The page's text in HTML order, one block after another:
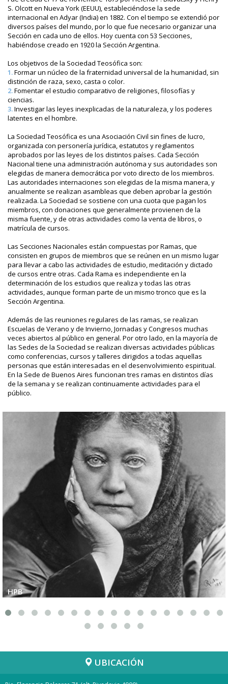
S. Olcott en Nueva York (EEUU), estableciéndose la sede
internacional en Adyar (India) en 1882. Con el tiempo se extendió por
diversos países del mundo, por lo que fue necesario organizar una
Sección en cada uno de ellos. Hoy cuenta con 53 Secciones,
habiéndose creado en 1920 la Sección Argentina.
Los objetivos de la Sociedad Teosófica son:
1.Formar un núcleo de la fraternidad universal de la humanidad, sin
distinción de raza, sexo, casta o color.
2.Fomentar el estudio comparativo de religiones, filosofías y
ciencias.
3.Investigar las leyes inexplicadas de la naturaleza, y los poderes
latentes en el hombre.
La Sociedad Teosófica es una Asociación Civil sin fines de lucro,
organizada con personería jurídica, estatutos y reglamentos
aprobados por las leyes de los distintos países. Cada Sección
Nacional tiene una administración autónoma y sus autoridades son
elegidas de manera democrática por voto directo de los miembros.
Las autoridades internaciones son elegidas de la misma manera, y
anualmente se realizan asambleas que deben aprobar la gestión
realizada. La Sociedad se sostiene con una cuota que pagan los
miembros, con donaciones que generalmente provienen de la
misma fuente, y de otras actividades como la venta de libros, o
matrícula de cursos.
Las Secciones Nacionales están compuestas por Ramas, que
consisten en grupos de miembros que se reúnen en un mismo lugar
para llevar a cabo las actividades de estudio, meditación y dictado
de cursos entre otras. Cada Rama es independiente en la
determinación de los estudios que realiza y todas las otras
actividades, aunque forman parte de un mismo tronco que es la
Sección Argentina.
Además de las reuniones regulares de las ramas, se realizan
Escuelas de Verano y de Invierno, Jornadas y Congresos muchas
veces abiertos al público en general. Por otro lado, en la mayoría de
las Sedes de la Sociedad se realizan diversas actividades públicas
como conferencias, cursos y talleres dirigidos a todas aquellas
personas que están interesadas en el desenvolvimiento espiritual.
En la Sede de Buenos Aires funcionan tres ramas en distintos días
de la semana y se realizan continuamente actividades para el
público.
HPB
UBICACIÓN